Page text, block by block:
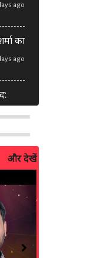
ago
का
ago
टीम
ago
और देखें